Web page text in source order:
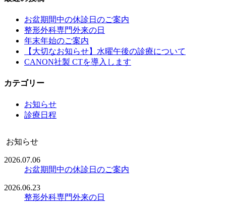
お盆期間中の休診日のご案内
整形外科専門外来の日
年末年始のご案内
【大切なお知らせ】水曜午後の診療について
CANON社製 CTを導入します
カテゴリー
お知らせ
診療日程
お知らせ
2026.07.06
お盆期間中の休診日のご案内
2026.06.23
整形外科専門外来の日